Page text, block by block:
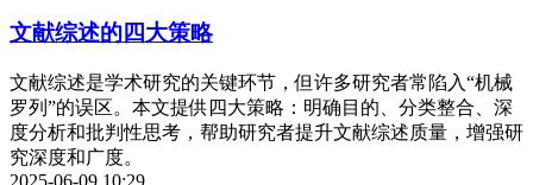
文献综述的四大策略
文献综述是学术研究的关键环节，但许多研究者常陷入“机械
罗列”的误区。本文提供四大策略：明确目的、分类整合、深
度分析和批判性思考，帮助研究者提升文献综述质量，增强研
究深度和广度。
2025-06-09 10:29